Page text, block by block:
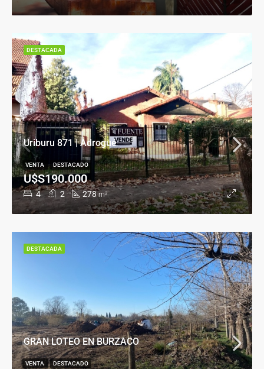
Uriburu 871 | Adrogué
4 2 278 m²
U$S190.000
VENTA DESTACADO
DESTACADA
GRAN LOTEO EN BURZACO
VENTA DESTACADO
DESTACADA